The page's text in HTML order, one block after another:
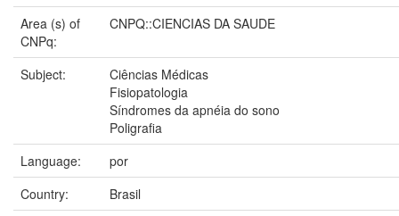
Area (s) of
CNPq:
CNPQ::CIENCIAS DA SAUDE
Subject:
Ciências Médicas
Fisiopatologia
Síndromes da apnéia do sono
Poligrafia
Language:
por
Country:
Brasil